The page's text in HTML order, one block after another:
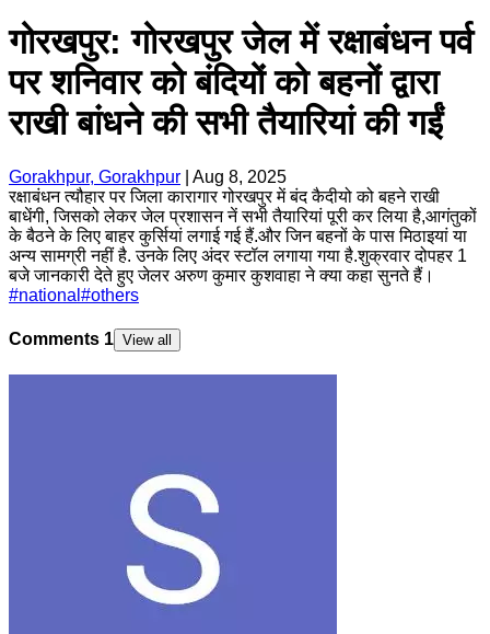
गोरखपुर: गोरखपुर जेल में रक्षाबंधन पर्व
पर शनिवार को बंदियों को बहनों द्वारा
राखी बांधने की सभी तैयारियां की गईं
Gorakhpur, Gorakhpur
Aug 8, 2025
रक्षाबंधन त्यौहार पर जिला कारागार गोरखपुर में बंद कैदीयो को बहने राखी
बाधेंगी, जिसको लेकर जेल प्रशासन नें सभी तैयारियां पूरी कर लिया है,आगंतुकों
के बैठने के लिए बाहर कुर्सियां लगाई गई हैं.और जिन बहनों के पास मिठाइयां या
अन्य सामग्री नहीं है. उनके लिए अंदर स्टॉल लगाया गया है.शुक्रवार दोपहर 1
बजे जानकारी देते हुए जेलर अरुण कुमार कुशवाहा ने क्या कहा सुनते हैं।
#national #others
Comments 1 View all